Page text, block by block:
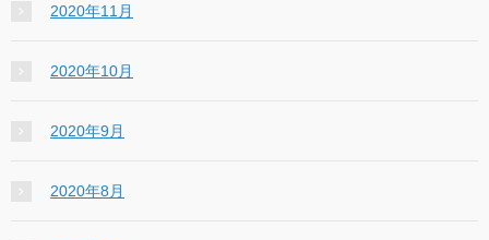
2020年11月
2020年10月
2020年9月
2020年8月